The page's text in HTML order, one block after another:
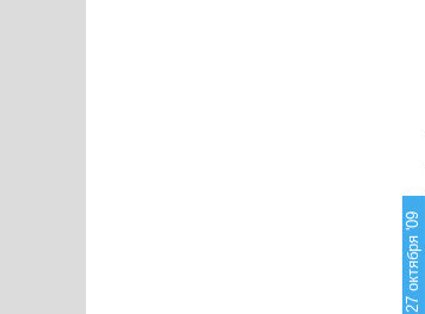
27 октября '09